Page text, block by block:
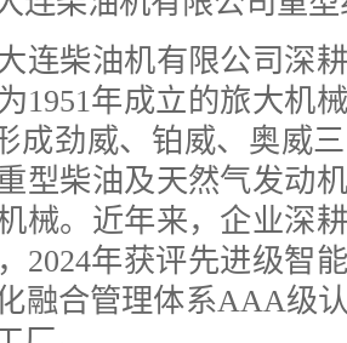
柴油机有限公司深耕
1951年成立的旅大机
成劲威、铂威、奥威
型柴油及天然气发动
械。近年来，企业深
2024年获评先进级智
融合管理体系AAA级